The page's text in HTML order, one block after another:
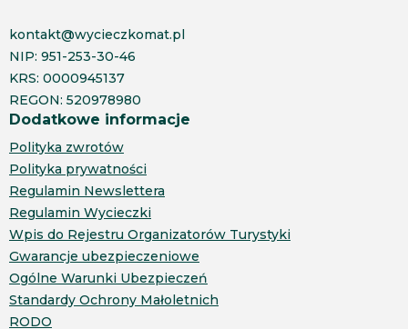
kontakt@wycieczkomat.pl
NIP: 951-253-30-46
KRS: 0000945137
REGON: 520978980
Dodatkowe informacje
Polityka zwrotów
Polityka prywatności
Regulamin Newslettera
Regulamin Wycieczki
Wpis do Rejestru Organizatorów Turystyki
Gwarancje ubezpieczeniowe
Ogólne Warunki Ubezpieczeń
Standardy Ochrony Małoletnich
RODO